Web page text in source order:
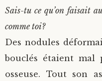
Sais-tu ce qu’on faisait
comme toi?
Des nodules
bouclés étaient mal
osseuse. Tout son